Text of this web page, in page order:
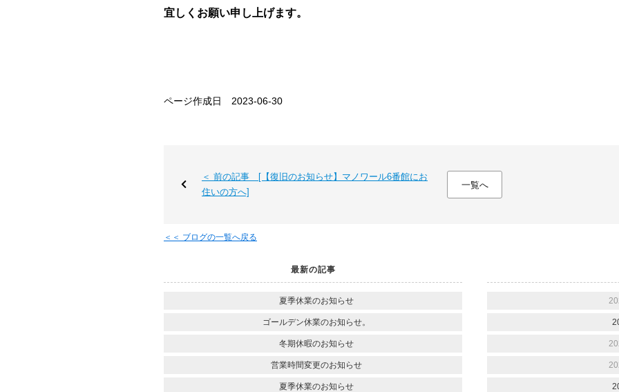
宜しくお願い申し上げます。
ページ作成日 2023-06-30
＜ 前の記事 [【復旧のお知らせ】マノワール6番館にお
住いの方へ]
一覧へ
＜＜ ブログの一覧へ戻る
最新の記事
夏季休業のお知らせ
ゴールデン休業のお知らせ。
冬期休暇のお知らせ
営業時間変更のお知らせ
夏季休業のお知らせ